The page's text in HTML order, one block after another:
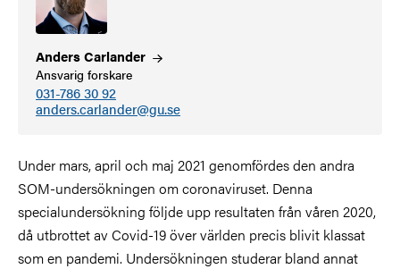
AndersCarlander
Ansvarig forskare
031-786 30 92
anders.carlander@gu.se
Under mars, april och maj 2021 genomfördes den andra
SOM-undersökningen om coronaviruset. Denna
specialundersökning följde upp resultaten från våren 2020,
då utbrottet av Covid-19 över världen precis blivit klassat
som en pandemi. Undersökningen studerar bland annat